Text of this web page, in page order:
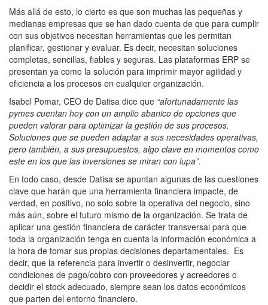
Más allá de esto, lo cierto es que son muchas las pequeñas y
medianas empresas que se han dado cuenta de que para cumplir
con sus objetivos necesitan herramientas que les permitan
planificar, gestionar y evaluar. Es decir, necesitan soluciones
completas, sencillas, fiables y seguras. Las plataformas ERP se
presentan ya como la solución para imprimir mayor agilidad y
eficiencia a los procesos en cualquier organización.
Isabel Pomar, CEO de Datisa dice que “afortunadamente las
pymes cuentan hoy con un amplio abanico de opciones que
pueden valorar para optimizar la gestión de sus procesos.
Soluciones que se pueden adaptar a sus necesidades operativas,
pero también, a sus presupuestos, algo clave en momentos como
este en los que las inversiones se miran con lupa”.
En todo caso, desde Datisa se apuntan algunas de las cuestiones
clave que harán que una herramienta financiera impacte, de
verdad, en positivo, no solo sobre la operativa del negocio, sino
más aún, sobre el futuro mismo de la organización. Se trata de
aplicar una gestión financiera de carácter transversal para que
toda la organización tenga en cuenta la información económica a
la hora de tomar sus propias decisiones departamentales. Es
decir, que la referencia para invertir o desinvertir, negociar
condiciones de pago/cobro con proveedores y acreedores o
decidir el stock adecuado, siempre sean los datos económicos
que parten del entorno financiero.